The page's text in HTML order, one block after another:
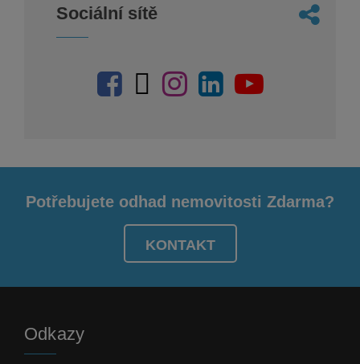
Sociální sítě
Potřebujete odhad nemovitosti Zdarma?
KONTAKT
Odkazy